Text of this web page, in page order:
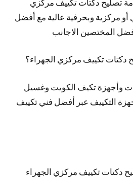
مركزية وبحرفية عالية مع أفضل
المختصين الاجانب
دكتات تكييف مركزي الجهراء؟
وأجهزة تكيف الكويت وغسيل
التكييف عبر أفضل فني تكييف
دكتات تكييف مركزي الجهراء